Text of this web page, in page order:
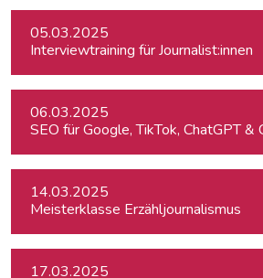
05.03.2025
Interviewtraining für Journalist:innen
06.03.2025
SEO für Google, TikTok, ChatGPT &
14.03.2025
Meisterklasse Erzähljournalismus
17.03.2025